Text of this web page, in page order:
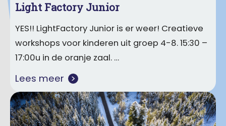
Light Factory Junior
YES!! LightFactory Junior is er weer! Creatieve
workshops voor kinderen uit groep 4-8. 15:30 –
17:00u in de oranje zaal. …
Lees meer